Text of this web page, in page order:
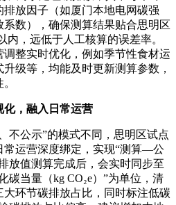
放因子（如厦门本地电网碳强
数），确保测算结果贴合思明区
内，远低于人工核算的误差率。
整实时优化，例如季节性食材运
级等，均能及时更新测算参数，
化，融入日常运营
不公示”的模式不同，思明区试点
常运营深度绑定，实现“测算—公
放值测算完成后，会实时同步至
碳当量（kg CO₂e）”为单位，清
环节碳排放占比，同时标注低碳